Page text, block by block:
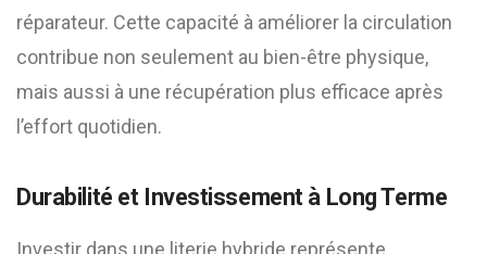
réparateur. Cette capacité à améliorer la circulation
contribue non seulement au bien-être physique,
mais aussi à une récupération plus efficace après
l’effort quotidien.
Durabilité et Investissement à Long Terme
Investir dans une literie hybride représente